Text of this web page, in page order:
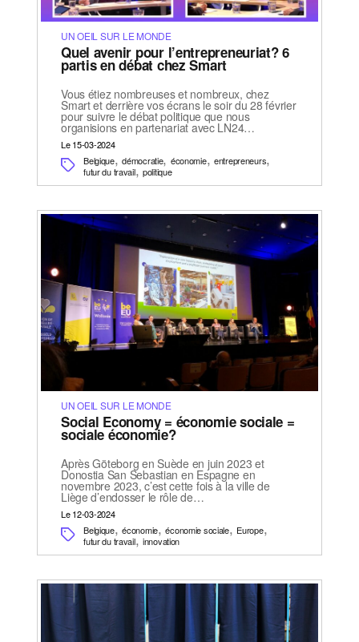
UN OEIL SUR LE MONDE
Quel avenir pour l’entrepreneuriat? 6
partis en débat chez Smart
Vous étiez nombreuses et nombreux, chez
Smart et derrière vos écrans le soir du 28 février
pour suivre le débat politique que nous
organisions en partenariat avec LN24…
Le 15-03-2024
Belgique,démocratie, économie, entrepreneurs,
futur du travail,politique
UN OEIL SUR LE MONDE
Social Economy = économie sociale =
sociale économie?
Après Göteborg en Suède en juin 2023 et
Donostia San Sebastian en Espagne en
novembre 2023, c’est cette fois à la ville de
Liège d’endosser le rôle de…
Le 12-03-2024
Belgique,économie,économie sociale, Europe,
futur du travail,innovation